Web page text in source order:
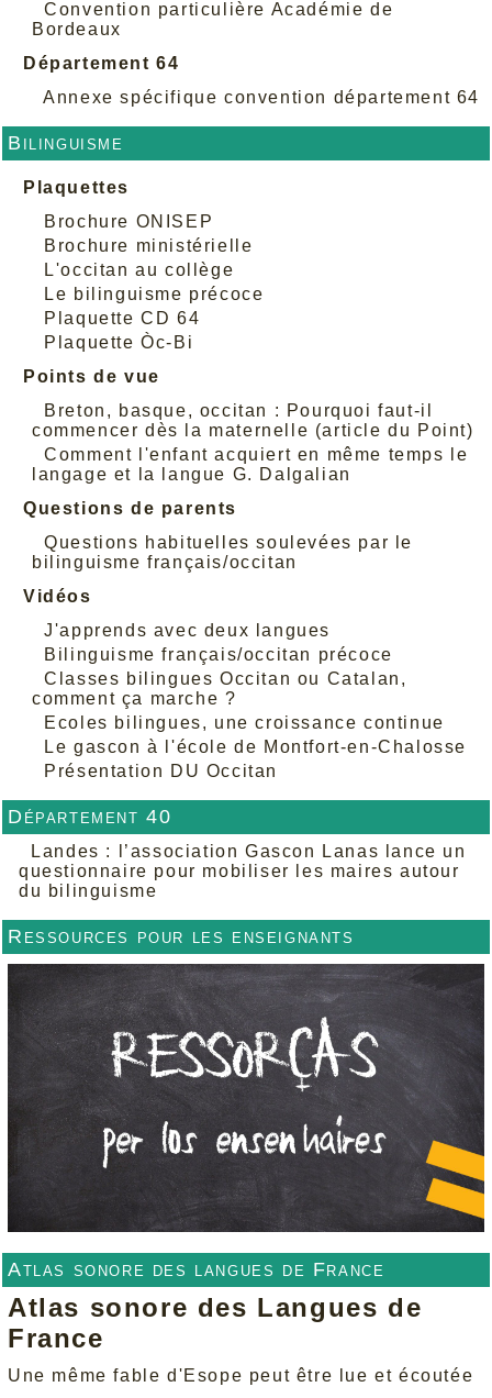
Convention particulière Académie de
Bordeaux
Département 64
Annexe spécifique convention département 64
Bilinguisme
Plaquettes
Brochure ONISEP
Brochure ministérielle
L'occitan au collège
Le bilinguisme précoce
Plaquette CD 64
Plaquette Òc-Bi
Points de vue
Breton, basque, occitan : Pourquoi faut-il
commencer dès la maternelle (article du Point)
Comment l'enfant acquiert en même temps le
langage et la langue G. Dalgalian
Questions de parents
Questions habituelles soulevées par le
bilinguisme français/occitan
Vidéos
J'apprends avec deux langues
Bilinguisme français/occitan précoce
Classes bilingues Occitan ou Catalan,
comment ça marche ?
Ecoles bilingues, une croissance continue
Le gascon à l'école de Montfort-en-Chalosse
Présentation DU Occitan
Département 40
Landes : l’association Gascon Lanas lance un
questionnaire pour mobiliser les maires autour
du bilinguisme
Ressources pour les enseignants
Atlas sonore des langues de France
Atlas sonore des Langues de
France
Une même fable d'Esope peut être lue et écoutée